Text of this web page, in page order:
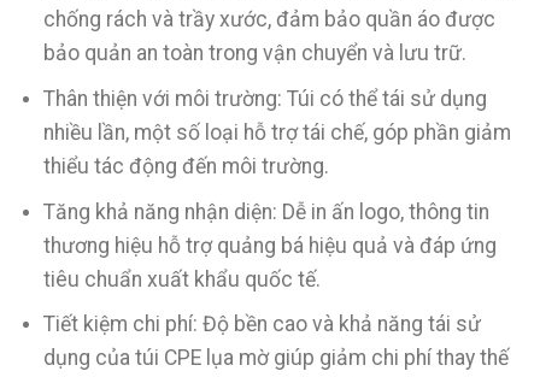
chống rách và trầy xước, đảm bảo quần áo được
bảo quản an toàn trong vận chuyển và lưu trữ.
Thân thiện với môi trường: Túi có thể tái sử dụng
nhiều lần, một số loại hỗ trợ tái chế, góp phần giảm
thiểu tác động đến môi trường.
Tăng khả năng nhận diện: Dễ in ấn logo, thông tin
thương hiệu hỗ trợ quảng bá hiệu quả và đáp ứng
tiêu chuẩn xuất khẩu quốc tế.
Tiết kiệm chi phí: Độ bền cao và khả năng tái sử
dụng của túi CPE lụa mờ giúp giảm chi phí thay thế